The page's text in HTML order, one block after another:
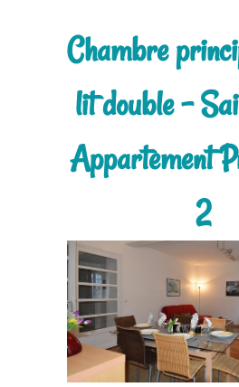
Chambre
lit double -
Appartement
2